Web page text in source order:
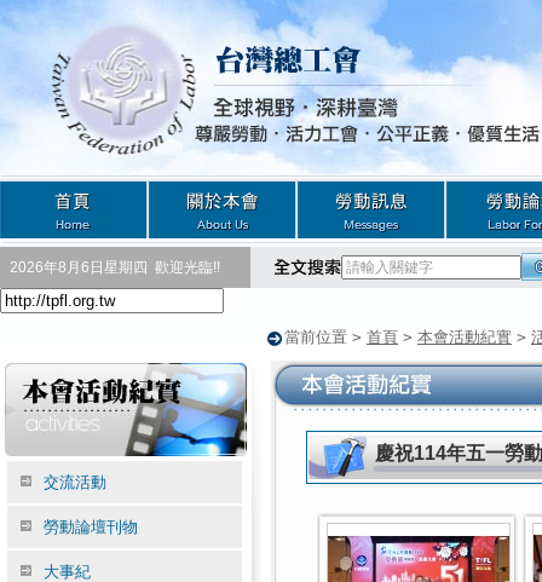
2026年8月6日星期四 歡迎光臨!!
當前位置 > 首頁 > 本會活動紀實 >
交流活動
勞動論壇刊物
大事紀
慶祝114年五一勞